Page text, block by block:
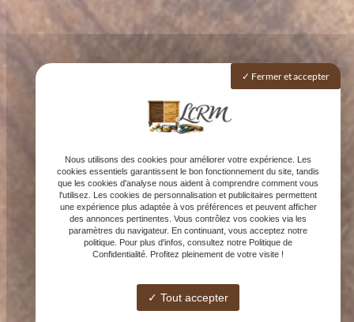
Fermer et accepter
Nous utilisons des cookies pour améliorer votre expérience. Les
cookies essentiels garantissent le bon fonctionnement du site, tandis
que les cookies d'analyse nous aident à comprendre comment vous
l'utilisez. Les cookies de personnalisation et publicitaires permettent
une expérience plus adaptée à vos préférences et peuvent afficher
des annonces pertinentes. Vous contrôlez vos cookies via les
paramètres du navigateur. En continuant, vous acceptez notre
politique. Pour plus d'infos, consultez notre Politique de
Confidentialité. Profitez pleinement de votre visite !
Tout accepter